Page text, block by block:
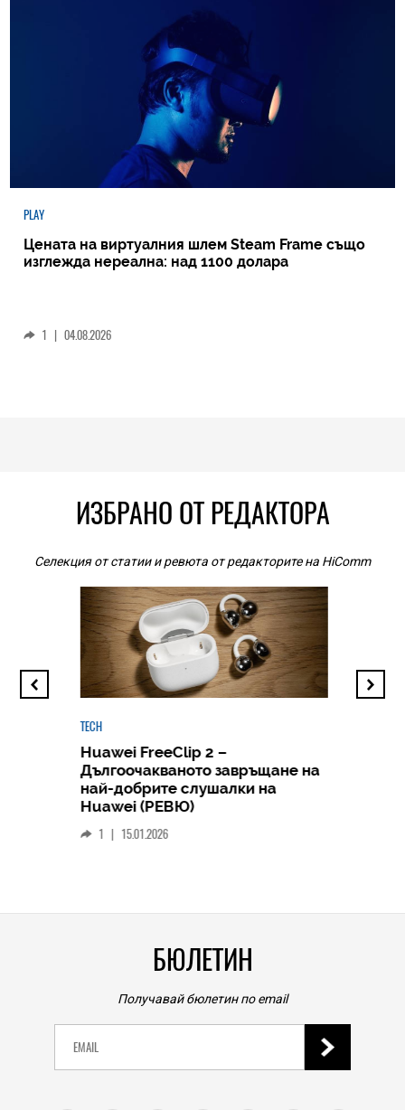
PLAY
Цената на виртуалния шлем Steam Frame също
изглежда нереална: над 1100 долара
1 | 04.08.2026
ИЗБРАНО ОТ РЕДАКТОРА
Селекция от статии и ревюта от редакторите на HiComm
TECH
Huawei FreeClip 2 –
Дългоочакваното завръщане на
най-добрите слушалки на
Huawei (РЕВЮ)
1 | 15.01.2026
БЮЛЕТИН
Получавай бюлетин по email